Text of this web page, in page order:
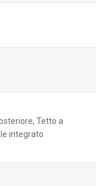
Tetto a
integrato